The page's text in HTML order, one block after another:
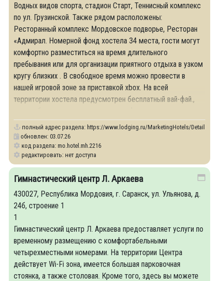
Водных видов спорта, стадион Старт, Теннисный комплекс
по ул. Грузинской. Также рядом расположены:
Ресторанный комплекс Мордовское подворье, Ресторан
«Адмирал. Номерной фонд хостела 34 места, гости могут
комфортно разместиться на время длительного
пребывания или для организации приятного отдыха в узком
кругу близких . В свободное время можно провести в
нашей игровой зоне за приставкой xbox. На всей
территории хостела предусмотрен бесплатный вай-фай.,
полный адрес раздела: https://www.lodging.ru/MarketingHotels/Details/
обновлен: 03.07.26
код раздела: mo.hotel.mh.2216
редактировать: нет доступа
Гимнастический центр Л. Аркаева
430027, Республика Мордовия, г. Саранск, ул. Ульянова, д.
24б, строение 1
1
Гимнастический центр Л. Аркаева предоставляет услуги по
временному размещению с комфортабельными
четырехместными номерами. На территории Центра
действует Wi-Fi зона, имеется большая парковочная
стоянка, а также столовая. Кроме того, здесь вы можете